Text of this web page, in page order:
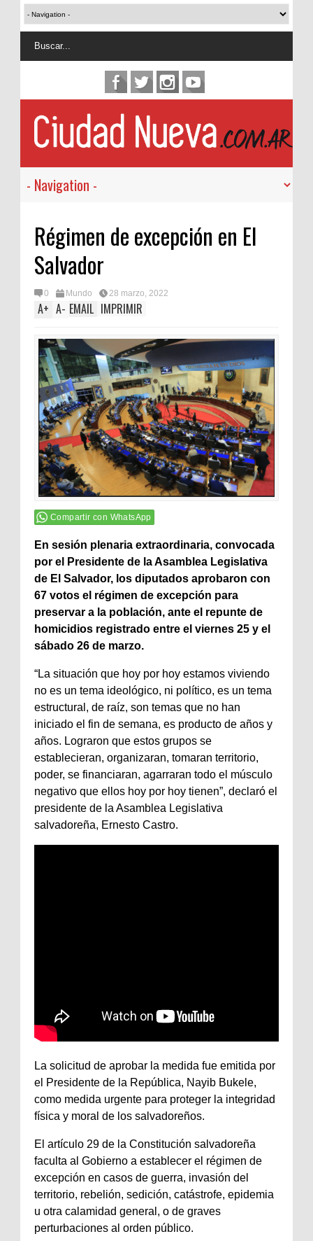
Régimen de excepción en El
Salvador
0 Mundo 28 marzo, 2022
A+ A- EMAIL IMPRIMIR
Compartir con WhatsApp
En sesión plenaria extraordinaria, convocada
por el Presidente de la Asamblea Legislativa
de El Salvador, los diputados aprobaron con
67 votos el régimen de excepción para
preservar a la población, ante el repunte de
homicidios registrado entre el viernes 25 y el
sábado 26 de marzo.
“La situación que hoy por hoy estamos viviendo
no es un tema ideológico, ni político, es un tema
estructural, de raíz, son temas que no han
iniciado el fin de semana, es producto de años y
años. Lograron que estos grupos se
establecieran, organizaran, tomaran territorio,
poder, se financiaran, agarraran todo el músculo
negativo que ellos hoy por hoy tienen”, declaró el
presidente de la Asamblea Legislativa
salvadoreña, Ernesto Castro.
La solicitud de aprobar la medida fue emitida por
el Presidente de la República, Nayib Bukele,
como medida urgente para proteger la integridad
física y moral de los salvadoreños.
El artículo 29 de la Constitución salvadoreña
faculta al Gobierno a establecer el régimen de
excepción en casos de guerra, invasión del
territorio, rebelión, sedición, catástrofe, epidemia
u otra calamidad general, o de graves
perturbaciones al orden público.